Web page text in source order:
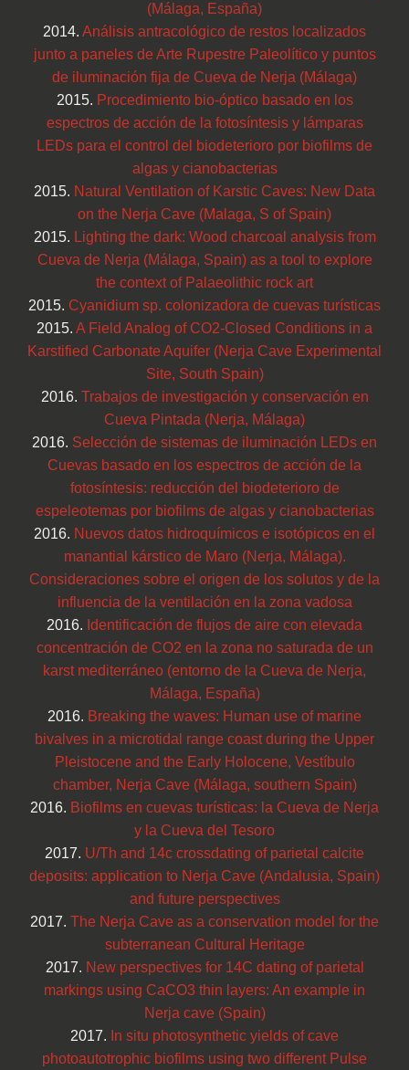
(Málaga, España)
2014. Análisis antracológico de restos localizados
junto a paneles de Arte Rupestre Paleolítico y puntos
de iluminación fija de Cueva de Nerja (Málaga)
2015. Procedimiento bio-óptico basado en los
espectros de acción de la fotosíntesis y lámparas
LEDs para el control del biodeterioro por biofilms de
algas y cianobacterias
2015. Natural Ventilation of Karstic Caves: New Data
on the Nerja Cave (Malaga, S of Spain)
2015. Lighting the dark: Wood charcoal analysis from
Cueva de Nerja (Málaga, Spain) as a tool to explore
the context of Palaeolithic rock art
2015. Cyanidium sp. colonizadora de cuevas turísticas
2015. A Field Analog of CO2-Closed Conditions in a
Karstified Carbonate Aquifer (Nerja Cave Experimental
Site, South Spain)
2016. Trabajos de investigación y conservación en
Cueva Pintada (Nerja, Málaga)
2016. Selección de sistemas de iluminación LEDs en
Cuevas basado en los espectros de acción de la
fotosíntesis: reducción del biodeterioro de
espeleotemas por biofilms de algas y cianobacterias
2016. Nuevos datos hidroquímicos e isotópicos en el
manantial kárstico de Maro (Nerja, Málaga).
Consideraciones sobre el origen de los solutos y de la
influencia de la ventilación en la zona vadosa
2016. Identificación de flujos de aire con elevada
concentración de CO2 en la zona no saturada de un
karst mediterráneo (entorno de la Cueva de Nerja,
Málaga, España)
2016. Breaking the waves: Human use of marine
bivalves in a microtidal range coast during the Upper
Pleistocene and the Early Holocene, Vestíbulo
chamber, Nerja Cave (Málaga, southern Spain)
2016. Biofilms en cuevas turísticas: la Cueva de Nerja
y la Cueva del Tesoro
2017. U/Th and 14c crossdating of parietal calcite
deposits: application to Nerja Cave (Andalusia, Spain)
and future perspectives
2017. The Nerja Cave as a conservation model for the
subterranean Cultural Heritage
2017. New perspectives for 14C dating of parietal
markings using CaCO3 thin layers: An example in
Nerja cave (Spain)
2017. In situ photosynthetic yields of cave
photoautotrophic biofilms using two different Pulse